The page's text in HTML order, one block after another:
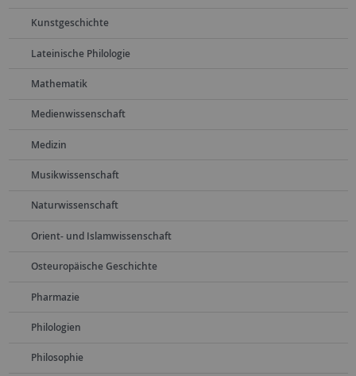
Kunstgeschichte
Lateinische Philologie
Mathematik
Medienwissenschaft
Medizin
Musikwissenschaft
Naturwissenschaft
Orient- und Islamwissenschaft
Osteuropäische Geschichte
Pharmazie
Philologien
Philosophie